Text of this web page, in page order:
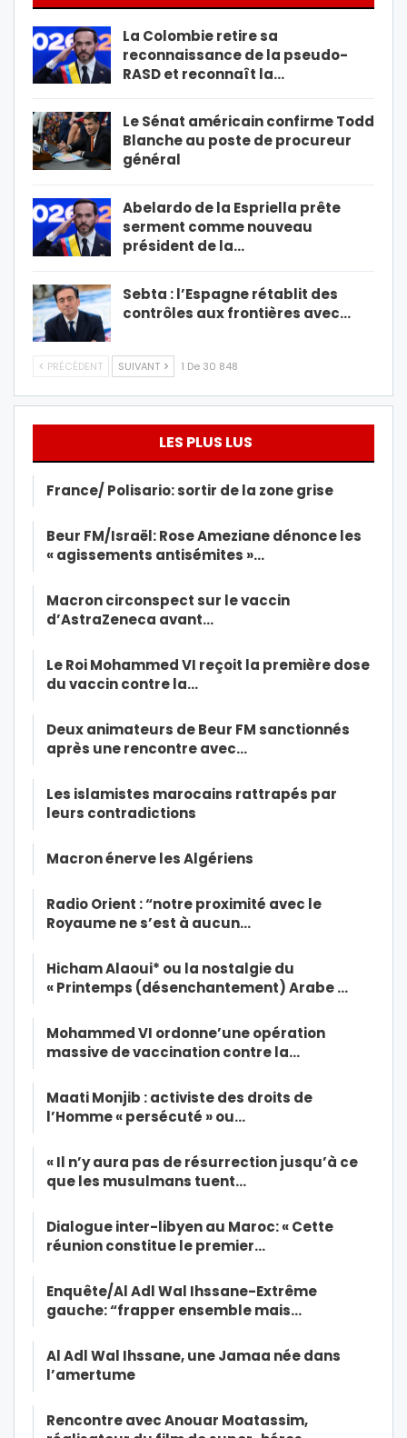
La Colombie retire sa
reconnaissance de la pseudo-
RASD et reconnaît la…
Le Sénat américain confirme Todd
Blanche au poste de procureur
général
Abelardo de la Espriella prête
serment comme nouveau
président de la…
Sebta : l’Espagne rétablit des
contrôles aux frontières avec…
PRÉCÉDENT SUIVANT 1 De 30 848
LES PLUS LUS
France/ Polisario: sortir de la zone grise
Beur FM/Israël: Rose Ameziane dénonce les
« agissements antisémites »…
Macron circonspect sur le vaccin
d’AstraZeneca avant…
Le Roi Mohammed VI reçoit la première dose
du vaccin contre la…
Deux animateurs de Beur FM sanctionnés
après une rencontre avec…
Les islamistes marocains rattrapés par
leurs contradictions
Macron énerve les Algériens
Radio Orient : “notre proximité avec le
Royaume ne s’est à aucun…
Hicham Alaoui* ou la nostalgie du
« Printemps (désenchantement) Arabe …
Mohammed VI ordonne’une opération
massive de vaccination contre la…
Maati Monjib : activiste des droits de
l’Homme « persécuté » ou…
« Il n’y aura pas de résurrection jusqu’à ce
que les musulmans tuent…
Dialogue inter-libyen au Maroc: « Cette
réunion constitue le premier…
Enquête/Al Adl Wal Ihssane-Extrême
gauche: “frapper ensemble mais…
Al Adl Wal Ihssane, une Jamaa née dans
l’amertume
Rencontre avec Anouar Moatassim,